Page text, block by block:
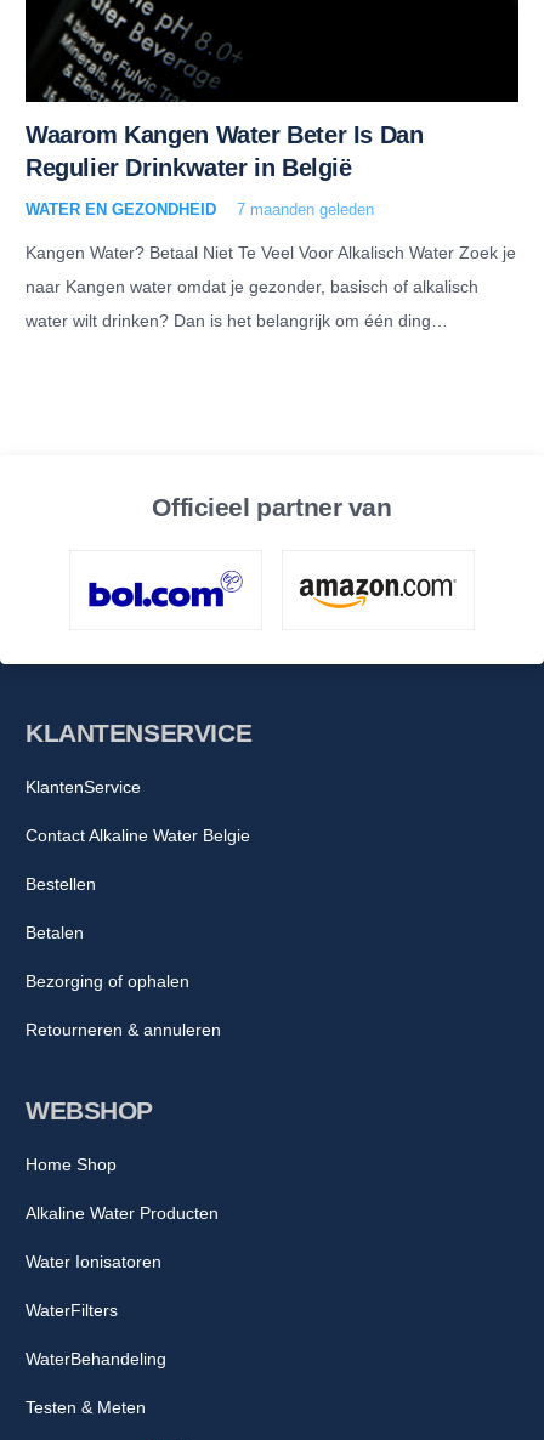
Waarom Kangen Water Beter Is Dan
Regulier Drinkwater in België
WATER EN GEZONDHEID 7 maanden geleden
Kangen Water? Betaal Niet Te Veel Voor Alkalisch Water Zoek je
naar Kangen water omdat je gezonder, basisch of alkalisch
water wilt drinken? Dan is het belangrijk om één ding…
Officieel partner van
WEBSHOP
Home Shop
Alkaline Water Producten
Water Ionisatoren
WaterFilters
WaterBehandeling
Testen & Meten
KLANTENSERVICE
KlantenService
Contact Alkaline Water Belgie
Bestellen
Betalen
Bezorging of ophalen
Retourneren & annuleren